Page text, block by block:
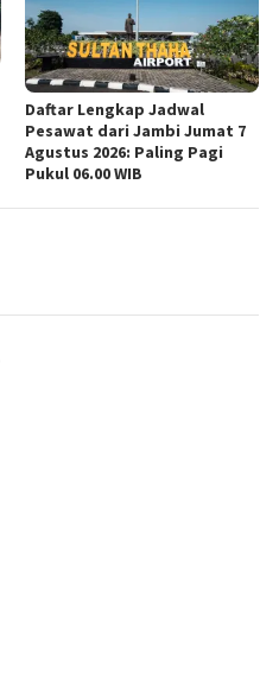
Daftar Lengkap Jadwal
Pesawat dari Jambi Jumat 7
Agustus 2026: Paling Pagi
Pukul 06.00 WIB